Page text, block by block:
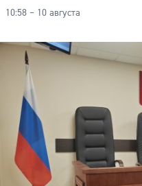
10:58 – 10 августа